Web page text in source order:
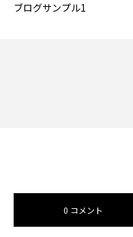
ブログサンプル1
0 コメント